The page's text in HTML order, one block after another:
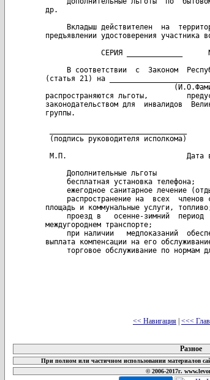
др.
Вкладыш действителен  на
предъявлении удостоверения участника
СЕРИЯ _____________
В соответствии  с  Законом
(статья 21) на
распространяются льготы,
законодательством для  инвалидов
группы.
(подпись руководителя исполкома)
М.П.                            Дата
     Дополнительные льготы
     бесплатная установка телефона;
ежегодное санитарное лечение
распространение на  всех  членов
площадь и коммунальные услуги,
проезд в   осенне-зимний  период
междугороднем транспорте;
при наличии   медпоказаний
выплата компенсации на его
торговое обслуживание по нормам
<< Навигация <<<
Разное
При полном или частичном использовании материалов
© 2006-2017г.